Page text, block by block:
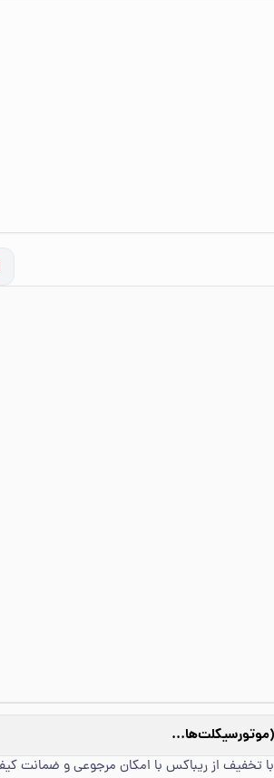
موتورسیکلت (موتورسیکلت‌های سریع‌السیر)
با تخفیف از ریباکس با امکان مرجوعی و ضمانت